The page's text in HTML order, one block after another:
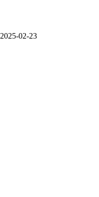
2025-02-23